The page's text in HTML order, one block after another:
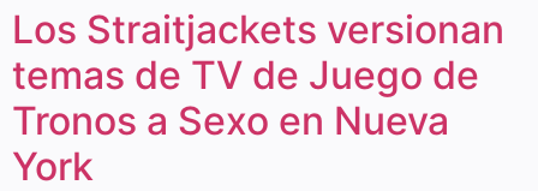
Los Straitjackets versionan
temas de TV de Juego de
Tronos a Sexo en Nueva
York